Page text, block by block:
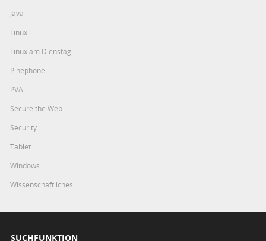
Java
Linux
Linux am Dienstag
Pinephone
PVA
Secure the Web
Security
Tablet
Windows
Wissenschaftliches
SUCHFUNKTION